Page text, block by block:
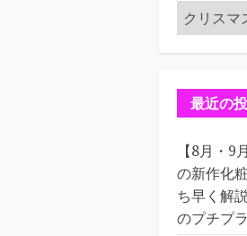
カ
テ
ゴ
ー最近の
【8月・
の新作化
ち早く解
のプチプ